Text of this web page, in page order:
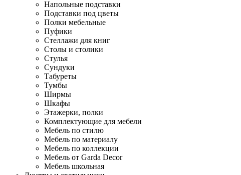
Напольные подставки
Подставки под цветы
Полки мебельные
Пуфики
Стеллажи для книг
Столы и столики
Стулья
Сундуки
Табуреты
Тумбы
Ширмы
Шкафы
Этажерки, полки
Комплектующие для мебели
Мебель по стилю
Мебель по материалу
Мебель по коллекции
Мебель от Garda Decor
Мебель школьная